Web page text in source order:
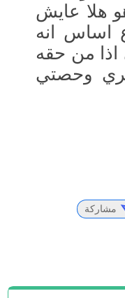
هلا عايش
اساس انه
اذا من حقه
وحصتي
مشاركة